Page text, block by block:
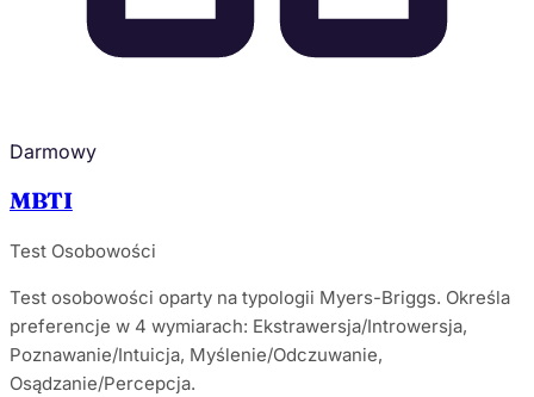
Darmowy
MBTI
Test Osobowości
Test osobowości oparty na typologii Myers-Briggs. Określa
preferencje w 4 wymiarach: Ekstrawersja/Introwersja,
Poznawanie/Intuicja, Myślenie/Odczuwanie,
Osądzanie/Percepcja.